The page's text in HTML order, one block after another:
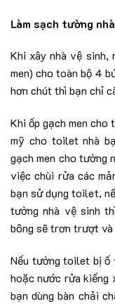
Làm sạch tường
Khi xây nhà vệ sinh,
men) cho toàn bộ 4
hơn chút thì bạn chỉ
Khi ốp gạch men cho
mỹ cho toilet nhà
gạch men cho tường
việc chùi rửa các
bạn sử dụng toilet,
tường nhà vệ sinh
bông sẽ trơn trượt và
Nếu tường toilet bị ố
hoặc nước rửa
bạn dùng bàn chải